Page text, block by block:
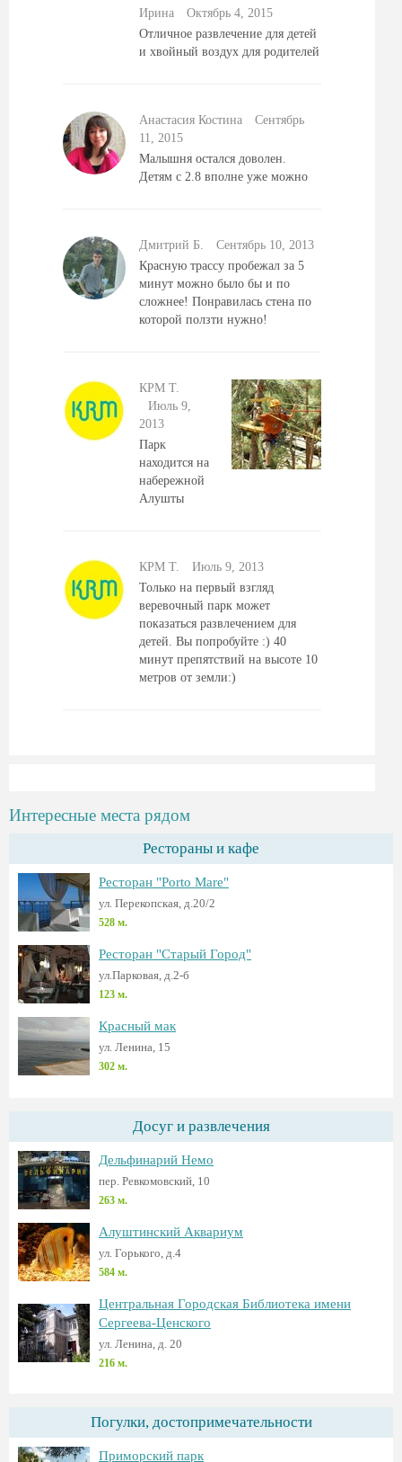
Ирина
Октябрь 4, 2015
Отличное развлечение для детей
и хвойный воздух для родителей
Анастасия Костина
Сентябрь
11, 2015
Малышня остался доволен.
Детям с 2.8 вполне уже можно
Дмитрий Б.
Сентябрь 10, 2013
Красную трассу пробежал за 5
минут можно было бы и по
сложнее! Понравилась стена по
которой ползти нужно!
КРМ Т.
Июль 9,
2013
Парк
находится на
набережной
Алушты
КРМ Т.
Июль 9, 2013
Только на первый взгляд
веревочный парк может
показаться развлечением для
детей. Вы попробуйте :) 40
минут препятствий на высоте 10
метров от земли:)
Интересные места рядом
Рестораны и кафе
Ресторан "Porto Mare"
ул. Перекопская, д.20/2
528 м.
Ресторан "Старый Город"
ул.Парковая, д.2-б
123 м.
Красный мак
ул. Ленина, 15
302 м.
Досуг и развлечения
Дельфинарий Немо
пер. Ревкомовский, 10
263 м.
Алуштинский Аквариум
ул. Горького, д.4
584 м.
Центральная Городская Библиотека имени
Сергеева-Ценского
ул. Ленина, д. 20
216 м.
Погулки, достопримечательности
Приморский парк